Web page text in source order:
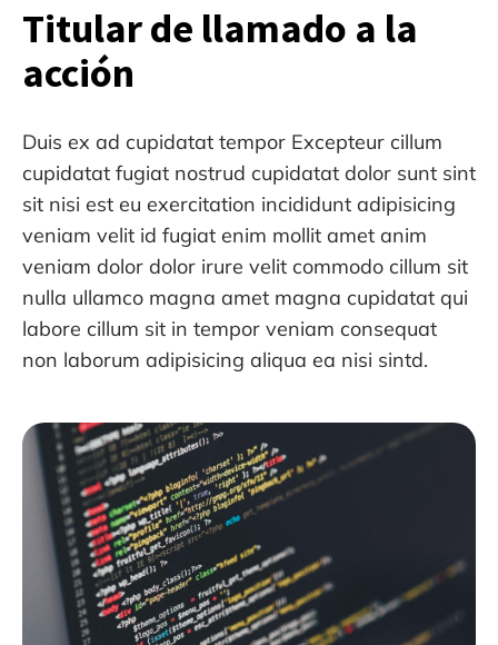
Titular de llamado a la
acción
Duis ex ad cupidatat tempor Excepteur cillum
cupidatat fugiat nostrud cupidatat dolor sunt sint
sit nisi est eu exercitation incididunt adipisicing
veniam velit id fugiat enim mollit amet anim
veniam dolor dolor irure velit commodo cillum sit
nulla ullamco magna amet magna cupidatat qui
labore cillum sit in tempor veniam consequat
non laborum adipisicing aliqua ea nisi sintd.